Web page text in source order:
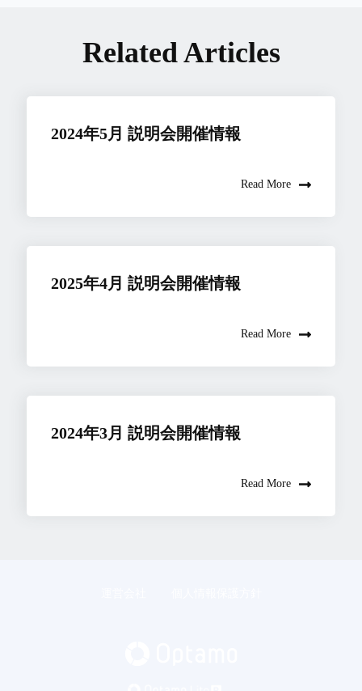
Related Articles
2024年5月 説明会開催情報
Read More
2025年4月 説明会開催情報
Read More
2024年3月 説明会開催情報
Read More